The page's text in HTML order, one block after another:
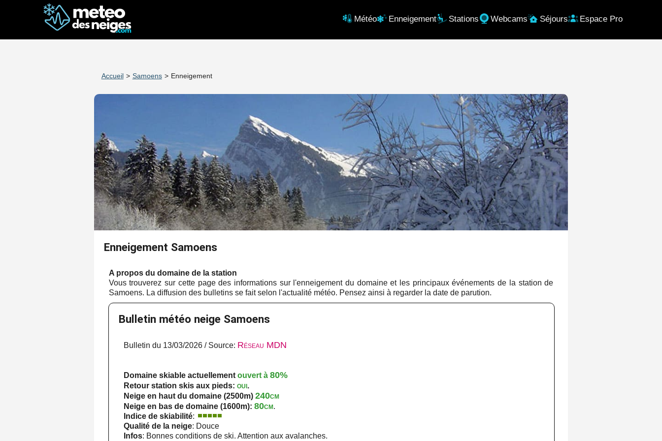
Météo Enneigement Stations Webcams Séjours Espace Pro
Accueil > Samoens > Enneigement
Enneigement Samoens
A propos du domaine de la station
Vous trouverez sur cette page des informations sur l'enneigement du domaine et les principaux événements de la station de
Samoens. La diffusion des bulletins se fait selon l'actualité météo. Pensez ainsi à regarder la date de parution.
Bulletin météo neige Samoens
Bulletin du 13/03/2026 / Source: Réseau MDN
Domaine skiable actuellement ouvert à 80%
Retour station skis aux pieds: oui.
Neige en haut du domaine (2500m) 240cm
Neige en bas de domaine (1600m): 80cm.
Indice de skiabilité:
Qualité de la neige: Douce
Infos: Bonnes conditions de ski. Attention aux avalanches.